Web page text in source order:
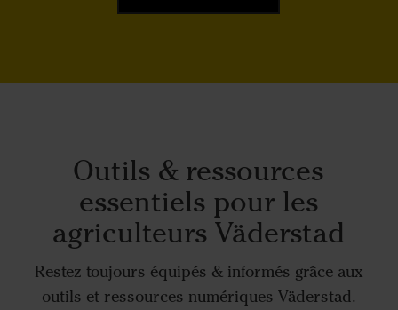
Outils & ressources
essentiels pour les
agriculteurs Väderstad
Restez toujours équipés & informés grâce aux
outils et ressources numériques Väderstad.